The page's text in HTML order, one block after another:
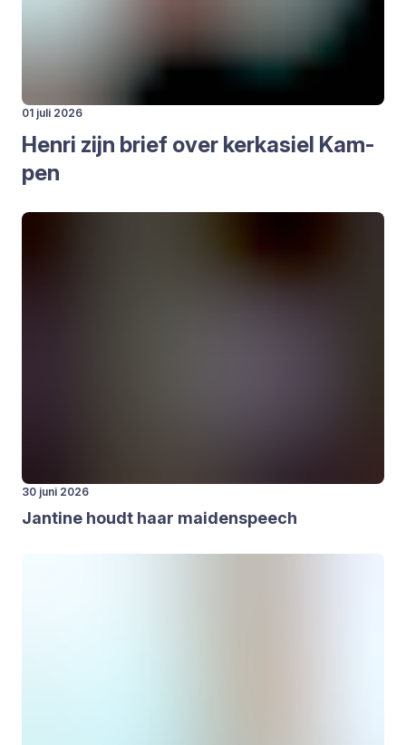
01 juli 2026
Hen­ri zijn brief over kerk­asiel Kam­
pen
30 juni 2026
Jan­ti­ne houdt haar mai­den­speech